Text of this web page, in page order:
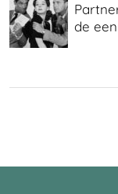
de